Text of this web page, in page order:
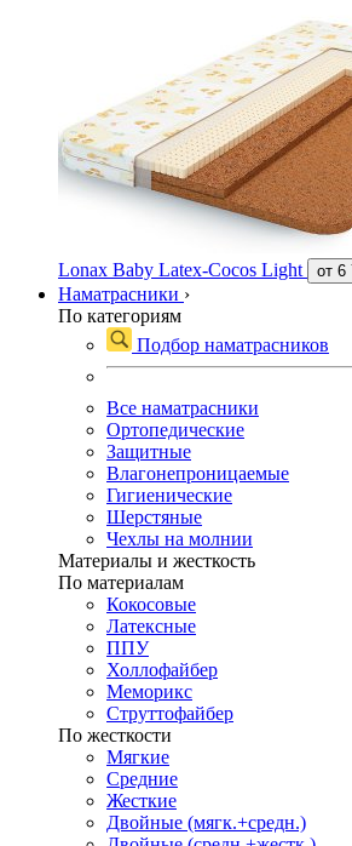
Lonax Baby Latex-Cocos Light от 6
Наматрасники ›
По категориям
Подбор наматрасников
Все наматрасники
Ортопедические
Защитные
Влагонепроницаемые
Гигиенические
Шерстяные
Чехлы на молнии
Материалы и жесткость
По материалам
Кокосовые
Латексные
ППУ
Холлофайбер
Меморикс
Струттофайбер
По жесткости
Мягкие
Средние
Жесткие
Двойные (мягк.+средн.)